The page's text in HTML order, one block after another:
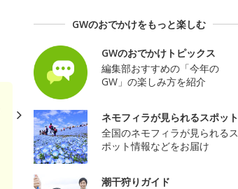
GWのおでかけをもっと楽しむ
GWのおでかけトピックス
編集部おすすめの「今年の
GW」の楽しみ方を紹介
ネモフィラが見られるスポット
全国のネモフィラが見られるス
ポット情報などをお届け
潮干狩りガイド